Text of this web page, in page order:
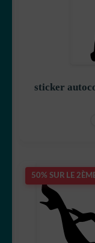
sticker
50% SUR LE